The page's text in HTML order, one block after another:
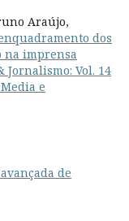
Araújo,
dos
na imprensa
Jornalismo: Vol. 14
e
de